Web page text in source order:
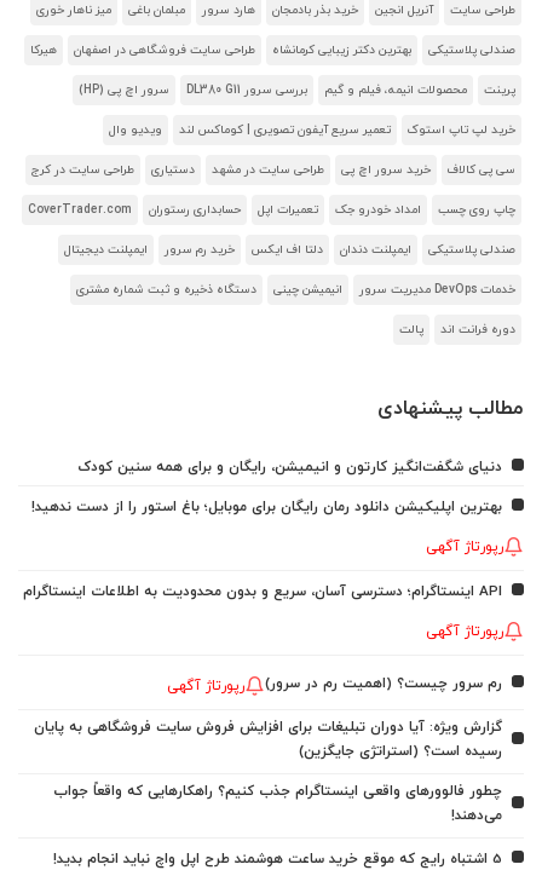
طراحی سایت آنریل انجین خرید بذر بادمجان هارد سرور مبلمان باغی میز ناهار خوری
صندلی پلاستیکی بهترین دکتر زیبایی کرمانشاه طراحی سایت فروشگاهی در اصفهان هیرکا
پرینت محصولات انیمه، فیلم و گیم بررسی سرور DL380 G11 سرور اچ پی (HP)
خرید لپ تاپ استوک تعمیر سریع آیفون تصویری | کوماکس لند ویدیو وال
سی پی کالاف خرید سرور اچ پی طراحی سایت در مشهد دستیاری طراحی سایت در کرج
چاپ روی چسب امداد خودرو جک تعمیرات اپل حسابداری رستوران CoverTrader.com
صندلی پلاستیکی ایمپلنت دندان دلتا اف ایکس خرید رم سرور ایمپلنت دیجیتال
خدمات DevOps مدیریت سرور انیمیشن چینی دستگاه ذخیره و ثبت شماره مشتری
دوره فرانت اند پالت
مطالب پیشنهادی
دنیای شگفت‌انگیز کارتون و انیمیشن، رایگان و برای همه سنین کودک
بهترین اپلیکیشن دانلود رمان رایگان برای موبایل؛ باغ استور را از دست ندهید!
رپورتاژ آگهی
API اینستاگرام؛ دسترسی آسان، سریع و بدون محدودیت به اطلاعات اینستاگرام
رپورتاژ آگهی
رم سرور چیست؟ (اهمیت رم در سرور) رپورتاژ آگهی
گزارش ویژه: آیا دوران تبلیغات برای افزایش فروش سایت فروشگاهی به پایان
رسیده است؟ (استراتژی جایگزین)
چطور فالوورهای واقعی اینستاگرام جذب کنیم؟ راهکارهایی که واقعاً جواب
می‌دهند!
5 اشتباه رایج که موقع خرید ساعت هوشمند طرح اپل واچ نباید انجام بدید!